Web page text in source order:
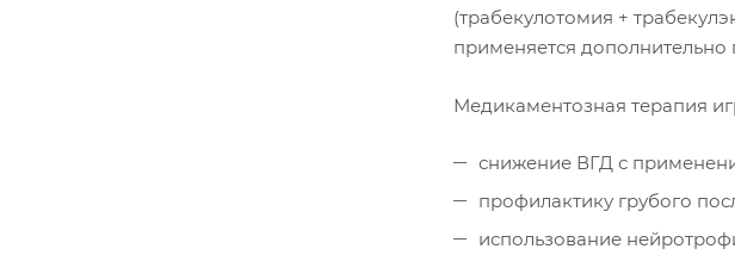
(трабекулотомия +
применяется дополнительно
Медикаментозная терапия
снижение ВГД с
профилактику грубого
использование